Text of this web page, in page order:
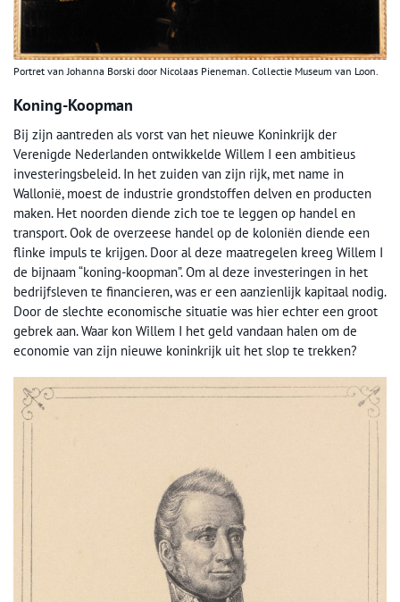
Portret van Johanna Borski door Nicolaas Pieneman. Collectie Museum van Loon.
Koning-Koopman
Bij zijn aantreden als vorst van het nieuwe Koninkrijk der
Verenigde Nederlanden ontwikkelde Willem I een ambitieus
investeringsbeleid. In het zuiden van zijn rijk, met name in
Wallonië, moest de industrie grondstoffen delven en producten
maken. Het noorden diende zich toe te leggen op handel en
transport. Ook de overzeese handel op de koloniën diende een
flinke impuls te krijgen. Door al deze maatregelen kreeg Willem I
de bijnaam “koning-koopman”. Om al deze investeringen in het
bedrijfsleven te financieren, was er een aanzienlijk kapitaal nodig.
Door de slechte economische situatie was hier echter een groot
gebrek aan. Waar kon Willem I het geld vandaan halen om de
economie van zijn nieuwe koninkrijk uit het slop te trekken?